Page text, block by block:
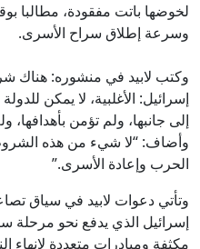
لخوضها باتت مفقودة، مطالبا
وسرعة إطلاق سراح الأسرى.
وكتب لابيد في منشوره: هناك
إسرائيل: الأغلبية، لا يمكن
إلى جانبها، ولم تؤمن بأهدافها،
وأضاف: “لا شيء من هذه
الحرب وإعادة الأسرى.”
وتأتي دعوات لابيد في سياق
إسرائيل الذي يدفع نحو مرحلة
مكثفة ومبادرات متعددة لإنهاء